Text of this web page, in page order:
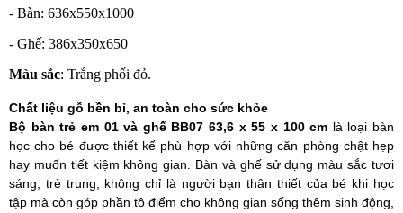
- Bàn: 636x550x1000
- Ghế: 386x350x650
Màu sắc: Trắng phối đỏ.
Chất liệu gỗ bền bỉ, an toàn cho sức khỏe
Bộ bàn trẻ em 01 và ghế BB07 63,6 x 55 x 100 cm là loại bàn
học cho bé được thiết kế phù hợp với những căn phòng chật hẹp
hay muốn tiết kiệm không gian. Bàn và ghế sử dụng màu sắc tươi
sáng, trẻ trung, không chỉ là người bạn thân thiết của bé khi học
tập mà còn góp phần tô điểm cho không gian sống thêm sinh động,